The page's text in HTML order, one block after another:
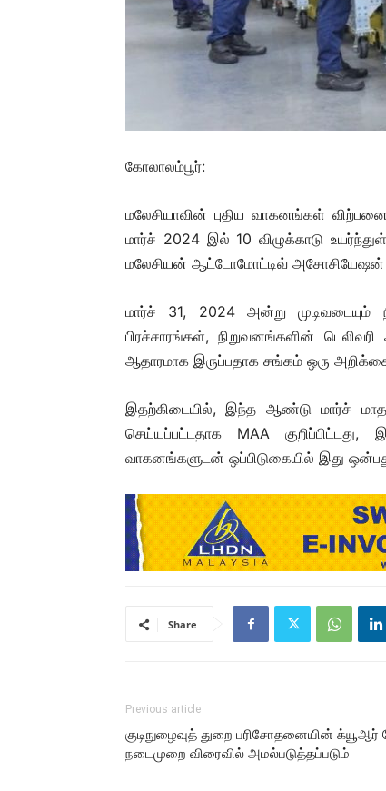
கோலாலம்பூர்:
மலேசியாவின் புதிய வாகனங்கள்
மார்ச் 2024 இல் 10 விழுக்காடு
மலேசியன் ஆட்டோமோட்டிவ் அசோசியேஷன்
மார்ச் 31, 2024 அன்று முடிவடையும்
பிரச்சாரங்கள், நிறுவனங்களின்
ஆதாரமாக இருப்பதாக சங்கம் ஒரு
இதற்கிடையில், இந்த ஆண்டு மார்ச்
செய்யப்பட்டதாக MAA
வாகனங்களுடன் ஒப்பிடுகையில் இது
Share
Previous article
குடிநுழைவுத் துறை பரிசோதனையின்
நடைமுறை விரைவில் அமல்படுத்தப்படும்